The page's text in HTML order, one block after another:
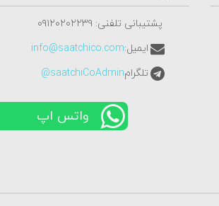
میان آقایان محبوب هستند و طرح های چرمی با پلاک طلا
پشتیبانی تلفنی: ٠٩١٢٠٢٠٢٢٣٩
ایمیل:info@saatchico.com
تلگرامsaatchiCoAdmin@
واتس اپ